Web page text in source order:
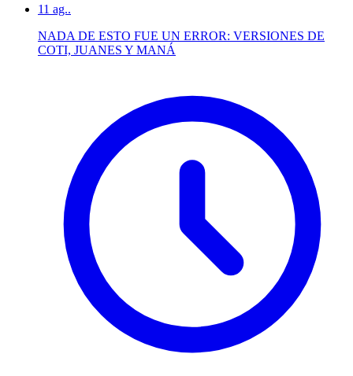
11 ag..
NADA DE ESTO FUE UN ERROR: VERSIONES DE
COTI, JUANES Y MANÁ